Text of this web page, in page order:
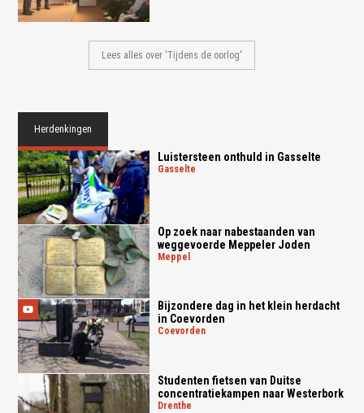
Lees alles over 'Tijdens de oorlog'
Herdenkingen
Luistersteen onthuld in Gasselte
gasselte
Op zoek naar nabestaanden van
weggevoerde Meppeler Joden
meppel
Bijzondere dag in het klein herdacht
in Coevorden
coevorden
Studenten fietsen van Duitse
concentratiekampen naar Westerbork
drenthe